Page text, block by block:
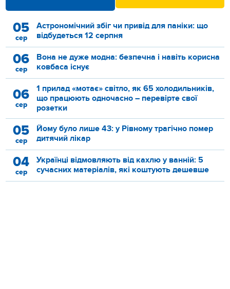
05
сер
Астрономічний збіг чи привід для паніки: що
відбудеться 12 серпня
06
сер
Вона не дуже модна: безпечна і навіть корисна
ковбаса існує
06
сер
1 прилад «мотає» світло, як 65 холодильників,
що працюють одночасно – перевірте свої
розетки
05
сер
Йому було лише 43: у Рівному трагічно помер
дитячий лікар
04
сер
Українці відмовляють від кахлю у ванній: 5
сучасних матеріалів, які коштують дешевше